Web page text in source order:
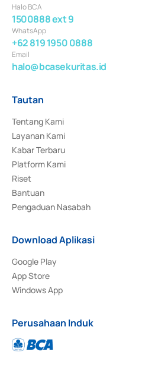
Halo BCA
1500888 ext 9
WhatsApp
+62 819 1950 0888
Email
halo@bcasekuritas.id
Tautan
Tentang Kami
Layanan Kami
Kabar Terbaru
Platform Kami
Riset
Bantuan
Pengaduan Nasabah
Download Aplikasi
Google Play
App Store
Windows App
Perusahaan Induk